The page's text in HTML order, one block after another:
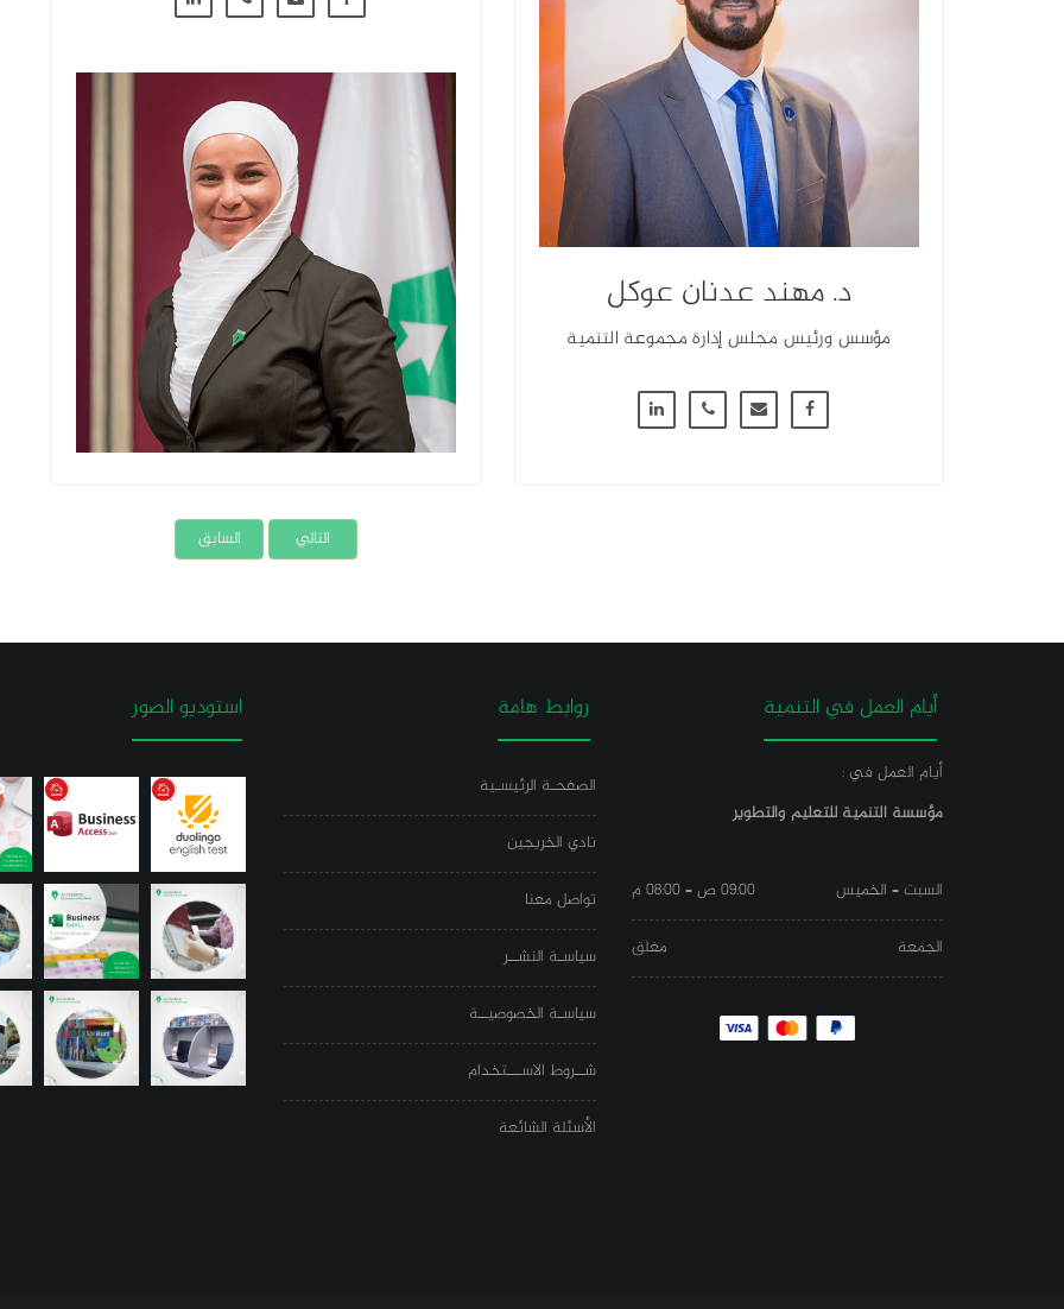
د. مهند عدنان عوكل
مؤسس ورئيس مجلس إدارة مجموعة التنمية
السابق التالي
أيام العمل في التنمية
أيام العمل في :
مؤسسة التنمية للتعليم والتطوير
السبت – الخميس
09:00 ص – 08:00 م
الجمعة
مغلق
روابط هامة
الصفحـة الرئيسـية
نادي الخريجين
تواصل معنا
سياسـة النشــر
سياسـة الخصوصيــة
شــروط الاســـتخدام
الأسئلة الشائعة
استوديو الصور